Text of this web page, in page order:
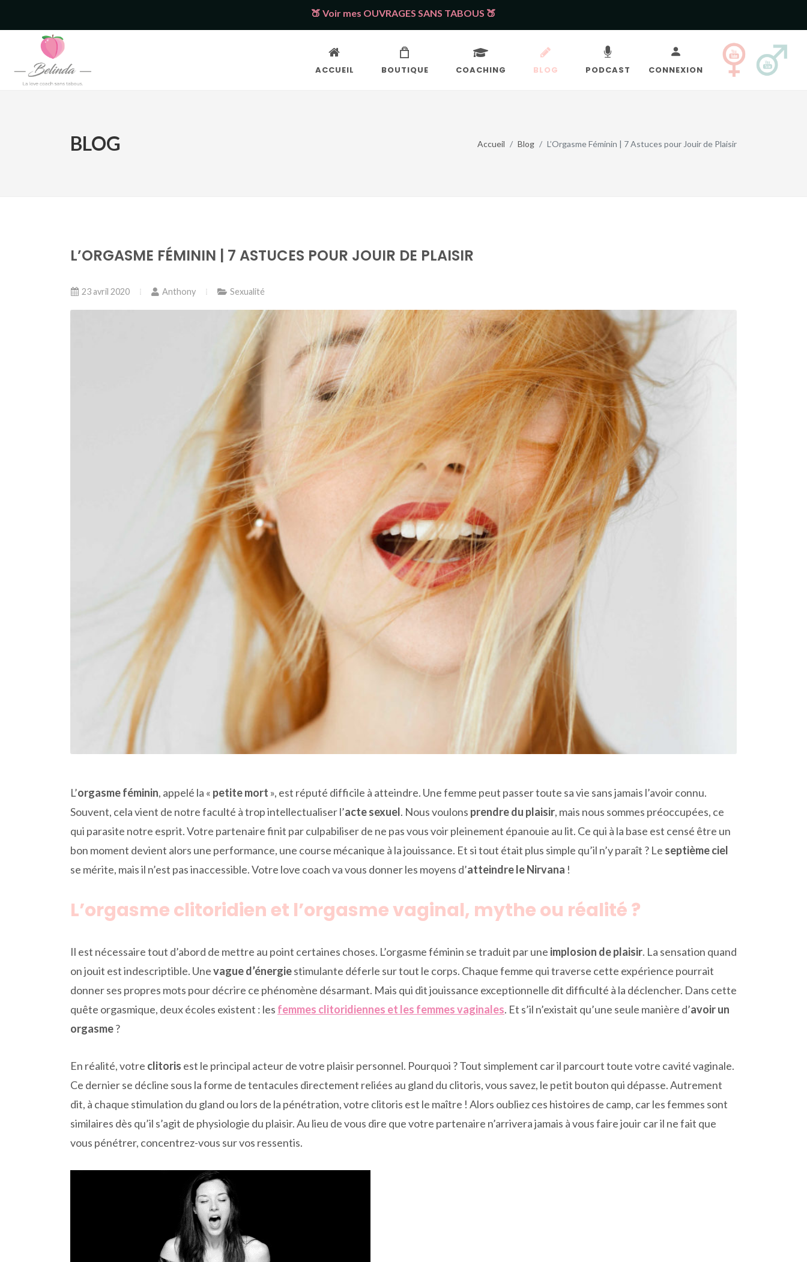
🍑 Voir mes OUVRAGES SANS TABOUS 🍑
ACCUEIL BOUTIQUE COACHING BLOG PODCAST CONNEXION
BLOG Accueil Blog L’Orgasme Féminin | 7 Astuces pour Jouir de Plaisir
L’ORGASME FÉMININ | 7 ASTUCES POUR JOUIR DE PLAISIR
23 avril 2020 Anthony Sexualité
L’orgasme féminin, appelé la « petite mort », est réputé difficile à atteindre. Une femme peut passer toute sa vie sans jamais l’avoir connu.
Souvent, cela vient de notre faculté à trop intellectualiser l’acte sexuel. Nous voulons prendre du plaisir, mais nous sommes préoccupées, ce
qui parasite notre esprit. Votre partenaire finit par culpabiliser de ne pas vous voir pleinement épanouie au lit. Ce qui à la base est censé être un
bon moment devient alors une performance, une course mécanique à la jouissance. Et si tout était plus simple qu’il n’y paraît ? Le septième ciel
se mérite, mais il n’est pas inaccessible. Votre love coach va vous donner les moyens d’atteindre le Nirvana !
L’orgasme clitoridien et l’orgasme vaginal, mythe ou réalité ?
Il est nécessaire tout d’abord de mettre au point certaines choses. L’orgasme féminin se traduit par une implosion de plaisir. La sensation quand
on jouit est indescriptible. Unevague d’énergiestimulante déferle sur tout le corps. Chaque femme qui traverse cette expérience pourrait
donner ses propres mots pour décrire ce phénomène désarmant. Mais qui dit jouissance exceptionnelle dit difficulté à la déclencher. Dans cette
quête orgasmique, deux écoles existent : les femmes clitoridiennes et les femmes vaginales. Et s’il n’existait qu’une seule manière d’avoir un
orgasme?
En réalité, votre clitoris est le principal acteur de votre plaisir personnel. Pourquoi ? Tout simplement car il parcourt toute votre cavité vaginale.
Ce dernier se décline sous la forme de tentacules directement reliées au gland du clitoris, vous savez, le petit bouton qui dépasse. Autrement
dit, à chaque stimulation du gland ou lors de la pénétration, votre clitoris est le maître ! Alors oubliez ces histoires de camp, car les femmes sont
similaires dès qu’il s’agit de physiologie du plaisir. Au lieu de vous dire que votre partenaire n’arrivera jamais à vous faire jouir car il ne fait que
vous pénétrer, concentrez-vous sur vos ressentis.